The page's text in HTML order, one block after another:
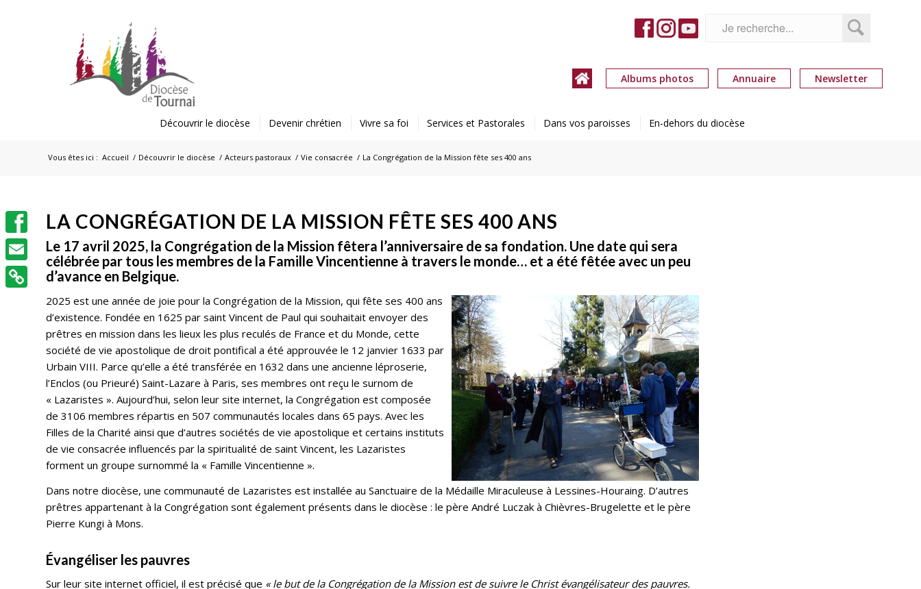
Albums photos Annuaire Newsletter
Vous êtes ici : Accueil / Découvrir le diocèse / Acteurs pastoraux / Vie consacrée / La Congrégation de la Mission fête ses 400 ans
Découvrir le diocèse Devenir chrétien Vivre sa foi Services et Pastorales Dans vos paroisses En-dehors du diocèse
LA CONGRÉGATION DE LA MISSION FÊTE SES 400 ANS
Le 17 avril 2025, la Congrégation de la Mission fêtera l’anniversaire de sa fondation. Une date qui sera
célébrée par tous les membres de la Famille Vincentienne à travers le monde… et a été fêtée avec un peu
d’avance en Belgique.
2025 est une année de joie pour la Congrégation de la Mission, qui fête ses 400 ans
d’existence. Fondée en 1625 par saint Vincent de Paul qui souhaitait envoyer des
prêtres en mission dans les lieux les plus reculés de France et du Monde, cette
société de vie apostolique de droit pontifical a été approuvée le 12 janvier 1633 par
Urbain VIII. Parce qu’elle a été transférée en 1632 dans une ancienne léproserie,
l’Enclos (ou Prieuré) Saint-Lazare à Paris, ses membres ont reçu le surnom de
« Lazaristes ». Aujourd’hui, selon leur site internet, la Congrégation est composée
de 3106 membres répartis en 507 communautés locales dans 65 pays. Avec les
Filles de la Charité ainsi que d’autres sociétés de vie apostolique et certains instituts
de vie consacrée influencés par la spiritualité de saint Vincent, les Lazaristes
forment un groupe surnommé la « Famille Vincentienne ».
Dans notre diocèse, une communauté de Lazaristes est installée au Sanctuaire de la Médaille Miraculeuse à Lessines-Houraing. D’autres
prêtres appartenant à la Congrégation sont également présents dans le diocèse : le père André Luczak à Chièvres-Brugelette et le père
Pierre Kungi à Mons.
Évangéliser les pauvres
Sur leur site internet officiel, il est précisé que « le but de la Congrégation de la Mission est de suivre le Christ évangélisateur des pauvres.
Facebook
Email